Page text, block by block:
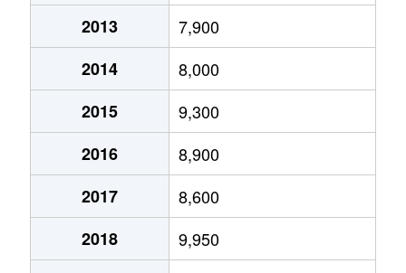
上目黒
12,000万円
上目黒
21,000万円
五本木
13,000万円
五本木
19,000万円
五本木
8,000万円
五本木
17,000万円
2013
7,900
2014
8,000
2015
9,300
2016
8,900
2017
8,600
2018
9,950